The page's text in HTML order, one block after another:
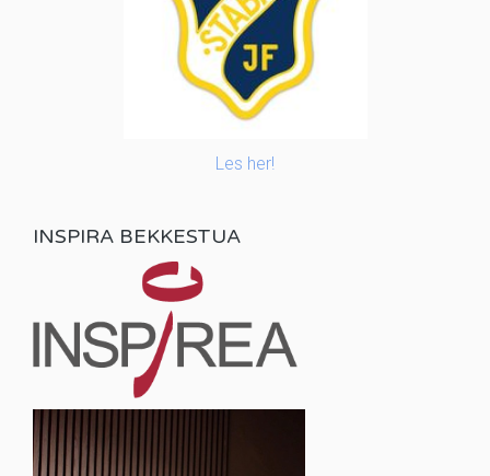
Les her!
INSPIRA BEKKESTUA